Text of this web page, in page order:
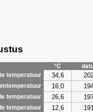
°C
temperatuur
34,6
16,0
temperatuur 26,6
temperatuur 12,6